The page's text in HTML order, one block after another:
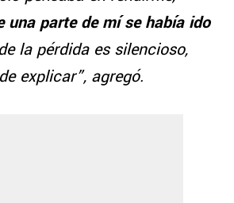
una parte de mí se había ido
la pérdida es silencioso,
explicar”, agregó.